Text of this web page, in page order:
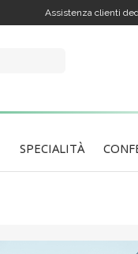
Assistenza clienti
SPECIALITÀ